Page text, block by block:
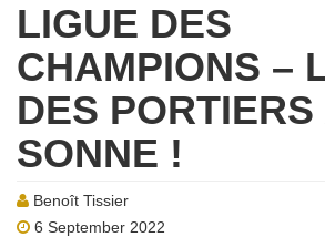
LIGUE DES
CHAMPIONS –
DES PORTIERS
SONNE !
Benoît Tissier
6 September 2022